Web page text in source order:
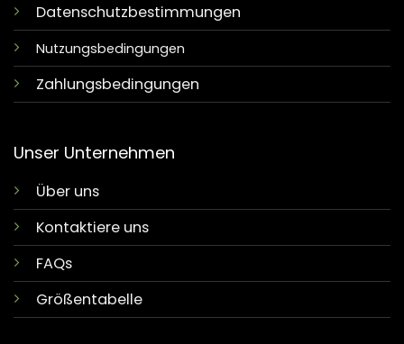
Datenschutzbestimmungen
Nutzungsbedingungen
Zahlungsbedingungen
Unser Unternehmen
Über uns
Kontaktiere uns
FAQs
Größentabelle